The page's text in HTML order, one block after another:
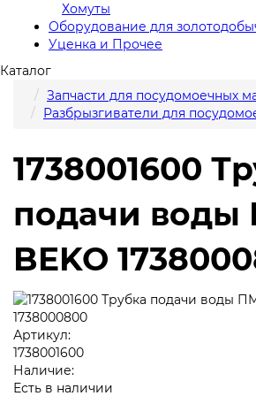
Хомуты
Оборудование для
Уценка и Прочее
Каталог
Запчасти для посудомоечных
Разбрызгиватели для
1738001600
подачи
BEKO
Артикул:
1738001600
Наличие:
Есть в наличии